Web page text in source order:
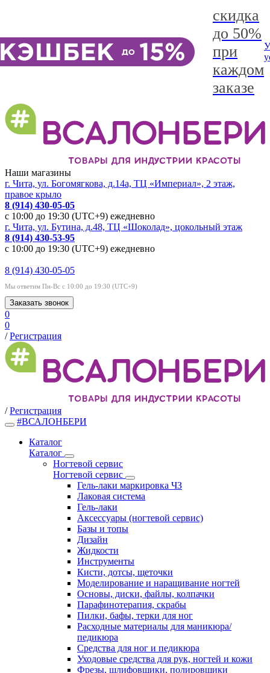
скидка
до 50%
при
каждом
заказе
Наши магазины
г. Чита, ул. Богомягкова, д.14а, ТЦ «Империал», 2 этаж,
правое крыло
8 (914) 430-05-05
с 10:00 до 19:30 (UTC+9) ежедневно
г. Чита, ул. Бутина, д.48, ТЦ «Шоколад», цокольный этаж
8 (914) 430-53-95
с 10:00 до 19:30 (UTC+9) ежедневно
8 (914) 430-05-05
Мы ответим Пн-Вс с 10:00 до 19:30 (UTC+9)
Заказать звонок
0
0
/ Регистрация
/ Регистрация
#ВСАЛОНБЕРИ
Каталог
Каталог
Ногтевой сервис
Ногтевой сервис
Гель-лаки маркировка ЧЗ
Лаковая система
Гель-лаки
Аксессуары (ногтевой сервис)
Базы и топы
Дизайн
Жидкости
Инструменты
Кисти, дотсы, щеточки
Моделирование и наращивание ногтей
Основы, диски, файлы, колпачки
Парафинотерапия, скрабы
Пилки, бафы, терки для ног
Расходные материалы для маникюра/
педикюра
Средства для ног и педикюра
Уходовые средства для рук, ногтей и кожи
Фрезы, шлифовщики, полировщики